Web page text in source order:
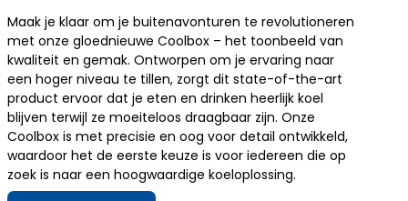
Maak je klaar om je buitenavonturen te revolutioneren
met onze gloednieuwe Coolbox – het toonbeeld van
kwaliteit en gemak. Ontworpen om je ervaring naar
een hoger niveau te tillen, zorgt dit state-of-the-art
product ervoor dat je eten en drinken heerlijk koel
blijven terwijl ze moeiteloos draagbaar zijn. Onze
Coolbox is met precisie en oog voor detail ontwikkeld,
waardoor het de eerste keuze is voor iedereen die op
zoek is naar een hoogwaardige koeloplossing.